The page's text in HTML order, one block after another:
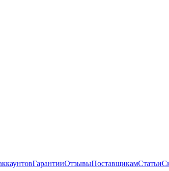
ГарантииОтзывыПоставщикамСтатьи